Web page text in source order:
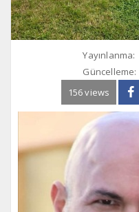
Yayınlanma:
Güncelleme:
156 views